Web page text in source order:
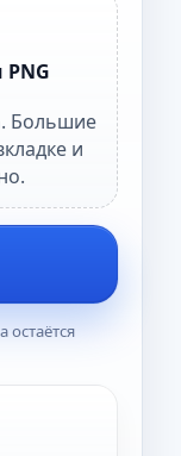
Большие
и
остаётся